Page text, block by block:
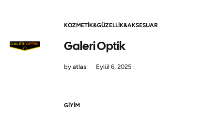
KOZMETIK&GÜZELLIK&AKSESUAR
Galeri Optik
by atlas Eylül 6, 2025
GIYIM